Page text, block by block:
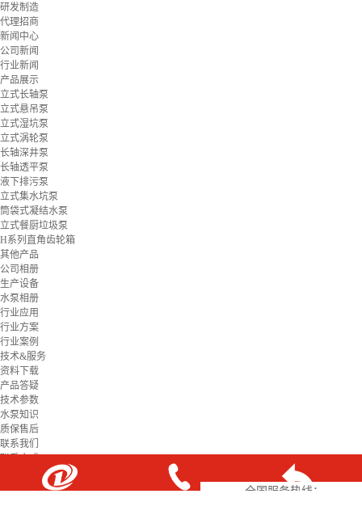
全国服务热线：
研发制造
代理招商
新闻中心
公司新闻
行业新闻
产品展示
立式长轴泵
立式悬吊泵
立式湿坑泵
立式涡轮泵
长轴深井泵
长轴透平泵
液下排污泵
立式集水坑泵
筒袋式凝结水泵
立式餐厨垃圾泵
H系列直角齿轮箱
其他产品
公司相册
生产设备
水泵相册
行业应用
行业方案
行业案例
技术&服务
资料下载
产品答疑
技术参数
水泵知识
质保售后
联系我们